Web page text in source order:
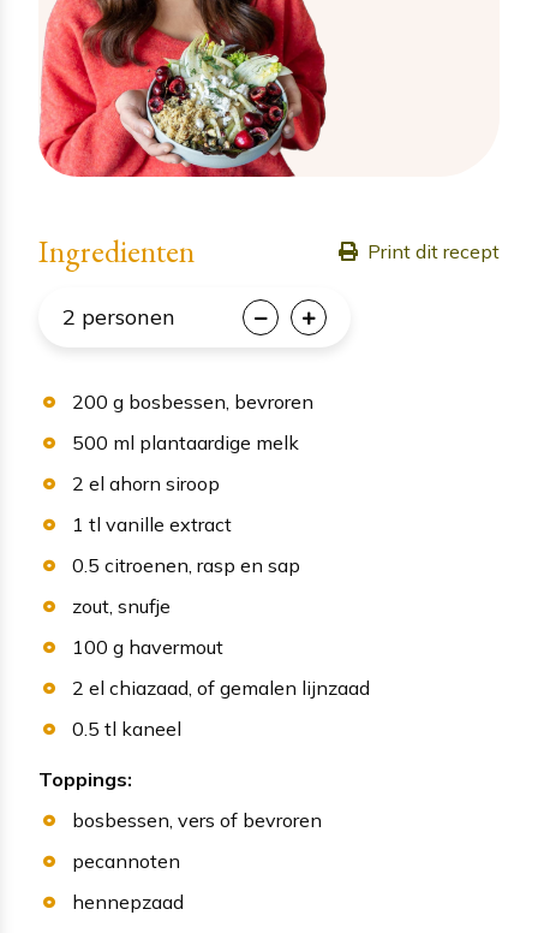
Ingredienten Print dit recept
2 personen
200 g bosbessen, bevroren
500 ml plantaardige melk
2 el ahorn siroop
1 tl vanille extract
0.5 citroenen, rasp en sap
zout, snufje
100 g havermout
2 el chiazaad, of gemalen lijnzaad
0.5 tl kaneel
Toppings:
bosbessen, vers of bevroren
pecannoten
hennepzaad